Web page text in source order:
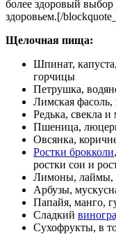
более здоровый выбор
здоровьем.[/
Щелочная пища:
Шпинат,
горчицы
Петрушка,
Лимская
Редька, свекла и
Пшеница,
Овсянка,
Ростки брокколи
ростки сои и
Лимоны, лаймы,
Арбузы,
Папайя, манго,
Сладкий
Сухофрукты, в